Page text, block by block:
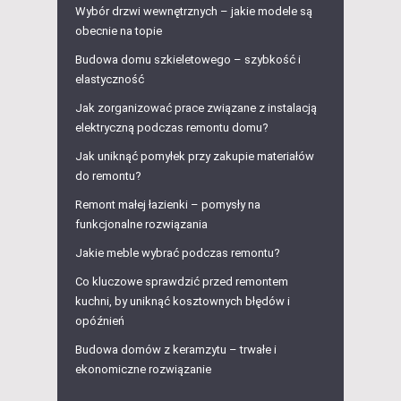
Wybór drzwi wewnętrznych – jakie modele są
obecnie na topie
Budowa domu szkieletowego – szybkość i
elastyczność
Jak zorganizować prace związane z instalacją
elektryczną podczas remontu domu?
Jak uniknąć pomyłek przy zakupie materiałów
do remontu?
Remont małej łazienki – pomysły na
funkcjonalne rozwiązania
Jakie meble wybrać podczas remontu?
Co kluczowe sprawdzić przed remontem
kuchni, by uniknąć kosztownych błędów i
opóźnień
Budowa domów z keramzytu – trwałe i
ekonomiczne rozwiązanie